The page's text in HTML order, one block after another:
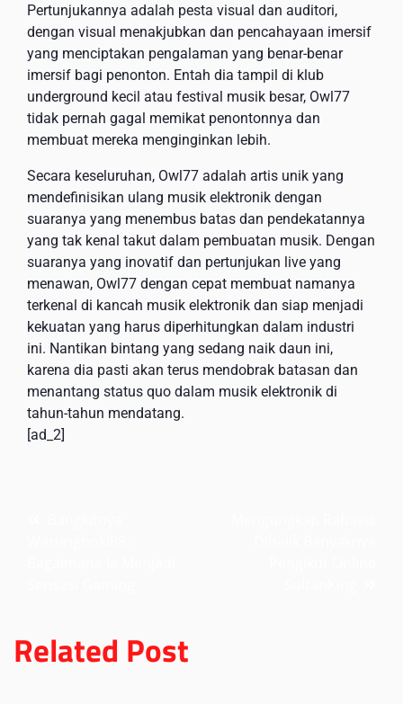
Pertunjukannya adalah pesta visual dan auditori,
dengan visual menakjubkan dan pencahayaan imersif
yang menciptakan pengalaman yang benar-benar
imersif bagi penonton. Entah dia tampil di klub
underground kecil atau festival musik besar, Owl77
tidak pernah gagal memikat penontonnya dan
membuat mereka menginginkan lebih.
Secara keseluruhan, Owl77 adalah artis unik yang
mendefinisikan ulang musik elektronik dengan
suaranya yang menembus batas dan pendekatannya
yang tak kenal takut dalam pembuatan musik. Dengan
suaranya yang inovatif dan pertunjukan live yang
menawan, Owl77 dengan cepat membuat namanya
terkenal di kancah musik elektronik dan siap menjadi
kekuatan yang harus diperhitungkan dalam industri
ini. Nantikan bintang yang sedang naik daun ini,
karena dia pasti akan terus mendobrak batasan dan
menantang status quo dalam musik elektronik di
tahun-tahun mendatang.
[ad_2]
Related Post